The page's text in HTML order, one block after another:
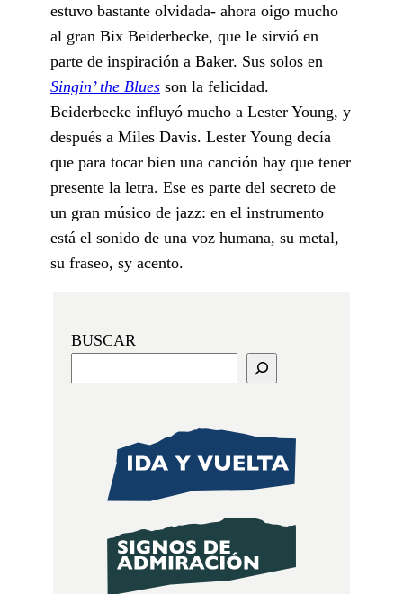
estuvo bastante olvidada- ahora oigo mucho
al gran Bix Beiderbecke, que le sirvió en
parte de inspiración a Baker. Sus solos en
Singin’ the Blues son la felicidad.
Beiderbecke influyó mucho a Lester Young, y
después a Miles Davis. Lester Young decía
que para tocar bien una canción hay que tener
presente la letra. Ese es parte del secreto de
un gran músico de jazz: en el instrumento
está el sonido de una voz humana, su metal,
su fraseo, sy acento.
BUSCAR